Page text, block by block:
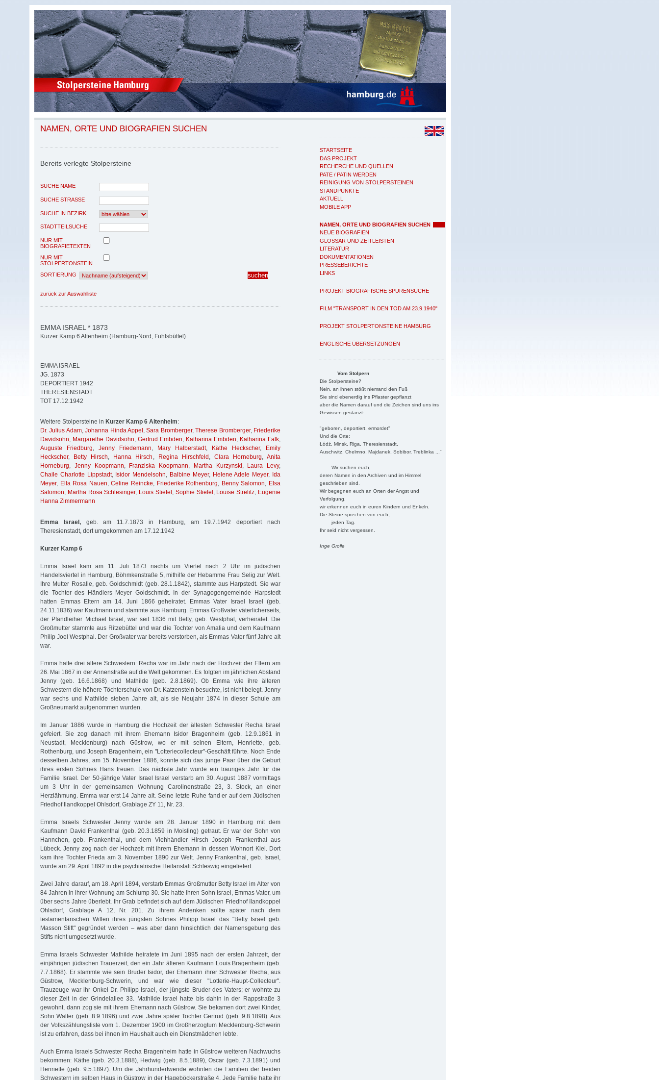
STARTSEITE
DAS PROJEKT
RECHERCHE UND QUELLEN
PATE / PATIN WERDEN
REINIGUNG VON STOLPERSTEINEN
STANDPUNKTE
AKTUELL
MOBILE APP
NAMEN, ORTE UND BIOGRAFIEN SUCHEN
NEUE BIOGRAFIEN
GLOSSAR UND ZEITLEISTEN
LITERATUR
DOKUMENTATIONEN
PRESSEBERICHTE
LINKS
PROJEKT BIOGRAFISCHE SPURENSUCHE
FILM "TRANSPORT IN DEN TOD AM 23.9.1940"
PROJEKT STOLPERTONSTEINE HAMBURG
ENGLISCHE ÜBERSETZUNGEN
Vom Stolpern
Die Stolpersteine?
Nein, an ihnen stößt niemand den Fuß
Sie sind ebenerdig ins Pflaster gepflanzt
aber die Namen darauf und die Zeichen sind uns ins
Gewissen gestanzt:
"geboren, deportiert, ermordet"
Und die Orte:
Łódź, Minsk, Riga, Theresienstadt,
Auschwitz, Chelmno, Majdanek, Sobibor, Treblinka ..."
Wir suchen euch,
deren Namen in den Archiven und im Himmel
geschrieben sind.
Wir begegnen euch an Orten der Angst und
Verfolgung,
wir erkennen euch in euren Kindern und Enkeln.
Die Steine sprechen von euch,
jeden Tag.
Ihr seid nicht vergessen.
Inge Grolle
NAMEN, ORTE UND BIOGRAFIEN SUCHEN
Bereits verlegte Stolpersteine
SUCHE NAME
SUCHE STRASSE
SUCHE IN BEZIRK
STADTTEILSUCHE
NUR MIT
BIOGRAFIETEXTEN
NUR MIT
STOLPERTONSTEIN
SORTIERUNG
zurück zur Auswahlliste
EMMA ISRAEL * 1873
Kurzer Kamp 6 Altenheim (Hamburg-Nord, Fuhlsbüttel)
EMMA ISRAEL
JG. 1873
DEPORTIERT 1942
THERESIENSTADT
TOT 17.12.1942
Weitere Stolpersteine in Kurzer Kamp 6 Altenheim:
Dr. Julius Adam,Johanna Hinda Appel ,Sara Bromberger,Therese Bromberger, Friederike
Davidsohn, Margarethe Davidsohn, Gertrud Embden, Katharina Embden, Katharina Falk,
Auguste Friedburg, Jenny Friedemann, Mary Halberstadt, Käthe Heckscher,
Emily
Heckscher, Betty Hirsch, Hanna Hirsch , Regina Hirschfeld , Clara Horneburg,Anita
Horneburg, Jenny Koopmann, Franziska Koopmann, Martha Kurzynski, Laura Levy,
Chaile Charlotte Lippstadt, Isidor Mendelsohn, Balbine Meyer, Helene Adele Meyer, Ida
Meyer, Ella Rosa Nauen,Celine Reincke, Friederike Rothenburg, Benny Salomon, Elsa
Salomon, Martha Rosa Schlesinger, Louis Stiefel , Sophie Stiefel , Louise Strelitz, Eugenie
Hanna Zimmermann
Emma Israel,geb. am 11.7.1873 in Hamburg, am 19.7.1942 deportiert nach
Theresienstadt, dort umgekommen am 17.12.1942
Kurzer Kamp 6
Emma Israel kam am 11. Juli 1873 nachts um Viertel nach 2 Uhr im jüdischen
Handelsviertel in Hamburg, Böhmkenstraße 5, mithilfe der Hebamme Frau Selig zur Welt.
Ihre Mutter Rosalie, geb. Goldschmidt (geb. 28.1.1842), stammte aus Harpstedt. Sie war
die Tochter des Händlers Meyer Goldschmidt. In der Synagogengemeinde Harpstedt
hatten Emmas Eltern am 14. Juni 1866 geheiratet. Emmas Vater Israel Israel (geb.
24.11.1836) war Kaufmann und stammte aus Hamburg. Emmas Großvater väterlicherseits,
der Pfandleiher Michael Israel, war seit 1836 mit Betty, geb. Westphal, verheiratet. Die
Großmutter stammte aus Ritzebüttel und war die Tochter von Amalia und dem Kaufmann
Philip Joel Westphal. Der Großvater war bereits verstorben, als Emmas Vater fünf Jahre alt
war.
Emma hatte drei ältere Schwestern: Recha war im Jahr nach der Hochzeit der Eltern am
26. Mai 1867 in der Annenstraße auf die Welt gekommen. Es folgten im jährlichen Abstand
Jenny (geb. 16.6.1868) und Mathilde (geb. 2.8.1869). Ob Emma wie ihre älteren
Schwestern die höhere Töchterschule von Dr. Katzenstein besuchte, ist nicht belegt. Jenny
war sechs und Mathilde sieben Jahre alt, als sie Neujahr 1874 in dieser Schule am
Großneumarkt aufgenommen wurden.
Im Januar 1886 wurde in Hamburg die Hochzeit der ältesten Schwester Recha Israel
gefeiert. Sie zog danach mit ihrem Ehemann Isidor Bragenheim (geb. 12.9.1861 in
Neustadt, Mecklenburg) nach Güstrow, wo er mit seinen Eltern, Henriette, geb.
Rothenburg, und Joseph Bragenheim, ein "Lotteriecollecteur"-Geschäft führte. Noch Ende
desselben Jahres, am 15. November 1886, konnte sich das junge Paar über die Geburt
ihres ersten Sohnes Hans freuen. Das nächste Jahr wurde ein trauriges Jahr für die
Familie Israel. Der 50-jährige Vater Israel Israel verstarb am 30. August 1887 vormittags
um 3 Uhr in der gemeinsamen Wohnung Carolinenstraße 23, 3. Stock, an einer
Herzlähmung. Emma war erst 14 Jahre alt. Seine letzte Ruhe fand er auf dem Jüdischen
Friedhof Ilandkoppel Ohlsdorf, Grablage ZY 11, Nr. 23.
Emma Israels Schwester Jenny wurde am 28. Januar 1890 in Hamburg mit dem
Kaufmann David Frankenthal (geb. 20.3.1859 in Moisling) getraut. Er war der Sohn von
Hannchen, geb. Frankenthal, und dem Viehhändler Hirsch Joseph Frankenthal aus
Lübeck. Jenny zog nach der Hochzeit mit ihrem Ehemann in dessen Wohnort Kiel. Dort
kam ihre Tochter Frieda am 3. November 1890 zur Welt. Jenny Frankenthal, geb. Israel,
wurde am 29. April 1892 in die psychiatrische Heilanstalt Schleswig eingeliefert.
Zwei Jahre darauf, am 18. April 1894, verstarb Emmas Großmutter Betty Israel im Alter von
84 Jahren in ihrer Wohnung am Schlump 30. Sie hatte ihren Sohn Israel, Emmas Vater, um
über sechs Jahre überlebt. Ihr Grab befindet sich auf dem Jüdischen Friedhof Ilandkoppel
Ohlsdorf, Grablage A 12, Nr. 201. Zu ihrem Andenken sollte später nach dem
testamentarischen Willen ihres jüngsten Sohnes Philipp Israel das "Betty Israel geb.
Masson Stift" gegründet werden – was aber dann hinsichtlich der Namensgebung des
Stifts nicht umgesetzt wurde.
Emma Israels Schwester Mathilde heiratete im Juni 1895 nach der ersten Jahrzeit, der
einjährigen jüdischen Trauerzeit, den ein Jahr älteren Kaufmann Louis Bragenheim (geb.
7.7.1868). Er stammte wie sein Bruder Isidor, der Ehemann ihrer Schwester Recha, aus
Güstrow, Mecklenburg-Schwerin, und war wie dieser "Lotterie-Haupt-Collecteur".
Trauzeuge war ihr Onkel Dr. Philipp Israel, der jüngste Bruder des Vaters; er wohnte zu
dieser Zeit in der Grindelallee 33. Mathilde Israel hatte bis dahin in der Rappstraße 3
gewohnt, dann zog sie mit ihrem Ehemann nach Güstrow. Sie bekamen dort zwei Kinder,
Sohn Walter (geb. 8.9.1896) und zwei Jahre später Tochter Gertrud (geb. 9.8.1898). Aus
der Volkszählungsliste vom 1. Dezember 1900 im Großherzogtum Mecklenburg-Schwerin
ist zu erfahren, dass bei ihnen im Haushalt auch ein Dienstmädchen lebte.
Auch Emma Israels Schwester Recha Bragenheim hatte in Güstrow weiteren Nachwuchs
bekommen: Käthe (geb. 20.3.1888), Hedwig (geb. 8.5.1889), Oscar (geb. 7.3.1891) und
Henriette (geb. 9.5.1897). Um die Jahrhundertwende wohnten die Familien der beiden
Schwestern im selben Haus in Güstrow in der Hageböckerstraße 4. Jede Familie hatte ihr